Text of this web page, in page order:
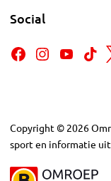
Social
Copyright © 2026
sport en informatie